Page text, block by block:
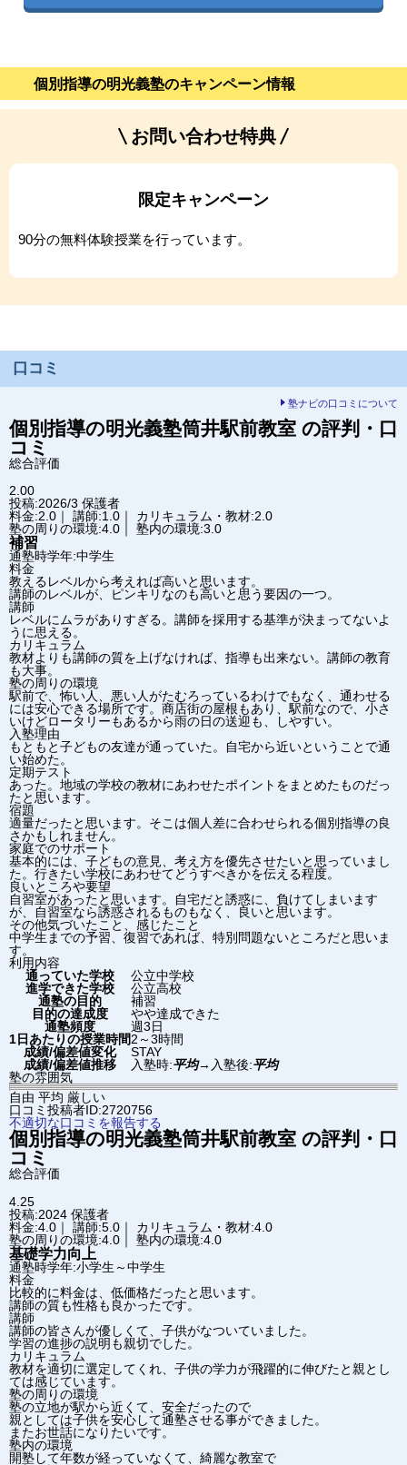
個別指導の明光義塾のキャンペーン情報
お問い合わせ特典
限定キャンペーン
90分の無料体験授業を行っています。
口コミ
塾ナビの口コミについて
個別指導の明光義塾筒井駅前教室 の評判・口
コミ
総合評価
2.00
投稿:2026/3 保護者
料金:2.0｜ 講師:1.0｜ カリキュラム・教材:2.0
塾の周りの環境:4.0｜ 塾内の環境:3.0
補習
通塾時学年:中学生
料金
教えるレベルから考えれば高いと思います。
講師のレベルが、ピンキリなのも高いと思う要因の一つ。
講師
レベルにムラがありすぎる。講師を採用する基準が決まってないよ
うに思える。
カリキュラム
教材よりも講師の質を上げなければ、指導も出来ない。講師の教育
も大事。
塾の周りの環境
駅前で、怖い人、悪い人がたむろっているわけでもなく、通わせる
には安心できる場所です。商店街の屋根もあり、駅前なので、小さ
いけどロータリーもあるから雨の日の送迎も、しやすい。
入塾理由
もともと子どもの友達が通っていた。自宅から近いということで通
い始めた。
定期テスト
あった。地域の学校の教材にあわせたポイントをまとめたものだっ
たと思います。
宿題
適量だったと思います。そこは個人差に合わせられる個別指導の良
さかもしれません。
家庭でのサポート
基本的には、子どもの意見、考え方を優先させたいと思っていまし
た。行きたい学校にあわせてどうすべきかを伝える程度。
良いところや要望
自習室があったと思います。自宅だと誘惑に、負けてしまいます
が、自習室なら誘惑されるものもなく、良いと思います。
その他気づいたこと、感じたこと
中学生までの予習、復習であれば、特別問題ないところだと思いま
す。
利用内容
通っていた学校
公立中学校
進学できた学校
公立高校
通塾の目的
補習
目的の達成度
やや達成できた
通塾頻度
週3日
1日あたりの授業時間2～3時間
成績/偏差値変化
STAY
成績/偏差値推移
入塾時:平均→ 入塾後:平均
塾の雰囲気
自由 平均 厳しい
口コミ投稿者ID:2720756
不適切な口コミを報告する
個別指導の明光義塾筒井駅前教室 の評判・口
コミ
総合評価
4.25
投稿:2024 保護者
料金:4.0｜ 講師:5.0｜ カリキュラム・教材:4.0
塾の周りの環境:4.0｜ 塾内の環境:4.0
基礎学力向上
通塾時学年:小学生～中学生
料金
比較的に料金は、低価格だったと思います。
講師の質も性格も良かったです。
講師
講師の皆さんが優しくて、子供がなついていました。
学習の進捗の説明も親切でした。
カリキュラム
教材を適切に選定してくれ、子供の学力が飛躍的に伸びたと親とし
ては感じています。
塾の周りの環境
塾の立地が駅から近くて、安全だったので
親としては子供を安心して通塾させる事ができました。
またお世話になりたいです。
塾内の環境
開塾して年数が経っていなくて、綺麗な教室で